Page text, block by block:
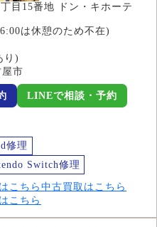
目15番地 ドン・キホーテ
は休憩のため不在)
り)
市
LINEで相談・予約
修理
Switch修理
こちら 中古買取はこちら
こちら